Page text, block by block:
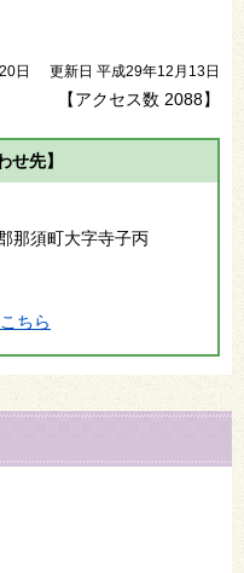
日 更新日 平成29年12月13日
【アクセス数 2088】
せ先】
那須町大字寺子丙
ちら